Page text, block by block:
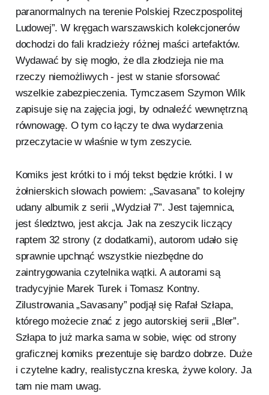
paranormalnych na terenie Polskiej Rzeczpospolitej
Ludowej”. W kręgach warszawskich kolekcjonerów
dochodzi do fali kradzieży różnej maści artefaktów.
Wydawać by się mogło, że dla złodzieja nie ma
rzeczy niemożliwych - jest w stanie sforsować
wszelkie zabezpieczenia. Tymczasem Szymon Wilk
zapisuje się na zajęcia jogi, by odnaleźć wewnętrzną
równowagę. O tym co łączy te dwa wydarzenia
przeczytacie w właśnie w tym zeszycie.
Komiks jest krótki to i mój tekst będzie krótki. I w
żołnierskich słowach powiem: „Savasana” to kolejny
udany albumik z serii „Wydział 7”. Jest tajemnica,
jest śledztwo, jest akcja. Jak na zeszycik liczący
raptem 32 strony (z dodatkami), autorom udało się
sprawnie upchnąć wszystkie niezbędne do
zaintrygowania czytelnika wątki. A autorami są
tradycyjnie Marek Turek i Tomasz Kontny.
Zilustrowania „Savasany” podjął się Rafał Szłapa,
którego możecie znać z jego autorskiej serii „Bler”.
Szłapa to już marka sama w sobie, więc od strony
graficznej komiks prezentuje się bardzo dobrze. Duże
i czytelne kadry, realistyczna kreska, żywe kolory. Ja
tam nie mam uwag.